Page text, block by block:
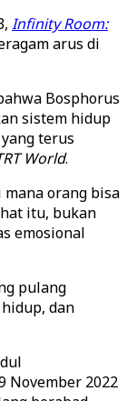
Infinity Room:
arus di
Bosphorus
sistem hidup
terus
World.
mana orang bisa
itu, bukan
emosional
pulang
dan
November 2022